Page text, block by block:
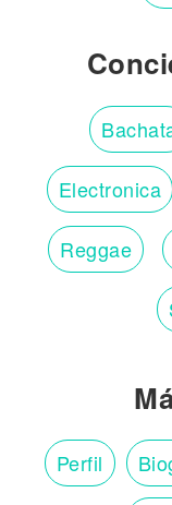
Electronica
Reggae
Perfil